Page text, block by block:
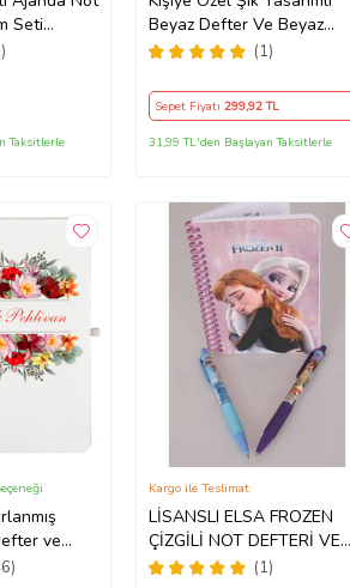
Seti
Taksitlerle
Beyaz Defter Ve Beyaz
Kalem Hediye Seti
(1)
Sepet Fiyatı 299,92 TL
31,99 TL'den Başlayan Taksitlerle
ve
Seti
LİSANSLI ELSA FROZEN
ÇİZGİLİ NOT DEFTERİ VE
VERSATİL UÇLU KALEM 0.7
(1)
Kargo ile Teslimat